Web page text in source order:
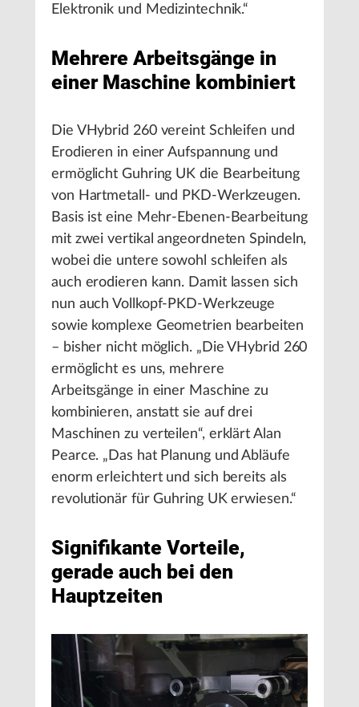
Elektronik und Medizintechnik.“
Mehrere Arbeitsgänge in
einer Maschine kombiniert
Die VHybrid 260 vereint Schleifen und
Erodieren in einer Aufspannung und
ermöglicht Guhring UK die Bearbeitung
von Hartmetall- und PKD-Werkzeugen.
Basis ist eine Mehr-Ebenen-Bearbeitung
mit zwei vertikal angeordneten Spindeln,
wobei die untere sowohl schleifen als
auch erodieren kann. Damit lassen sich
nun auch Vollkopf-PKD-Werkzeuge
sowie komplexe Geometrien bearbeiten
– bisher nicht möglich. „Die VHybrid 260
ermöglicht es uns, mehrere
Arbeitsgänge in einer Maschine zu
kombinieren, anstatt sie auf drei
Maschinen zu verteilen“, erklärt Alan
Pearce. „Das hat Planung und Abläufe
enorm erleichtert und sich bereits als
revolutionär für Guhring UK erwiesen.“
Signifikante Vorteile,
gerade auch bei den
Hauptzeiten